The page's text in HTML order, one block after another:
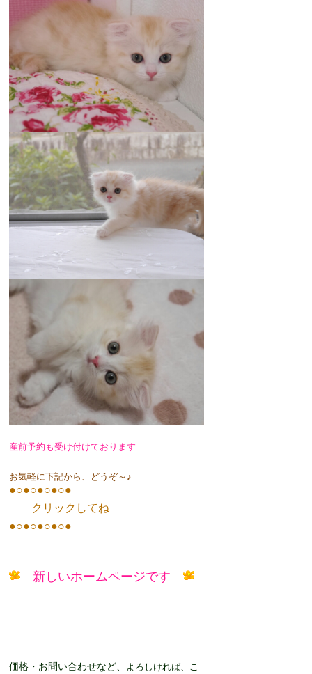
産前予約も受け付けております
お気軽に下記から、どうぞ～♪
●○●○●○●○●
クリックしてね
●○●○●○●○●
新しいホームページです
価格・お問い合わせなど、 よろしければ、こ